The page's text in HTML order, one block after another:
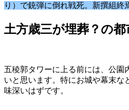
り）で銃弾に倒れ戦死。新撰組終
土方歳三が埋葬？の都
五稜郭タワーに上る前には、公園
いと思います。特にお城や幕末な
味深いはずです。